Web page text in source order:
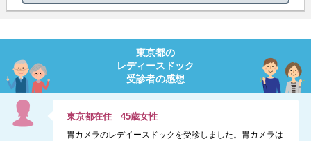
東京都の
レディースドック
受診者の感想
東京都在住45歳女性
胃カメラのレデイースドックを受診しました。胃カメラは